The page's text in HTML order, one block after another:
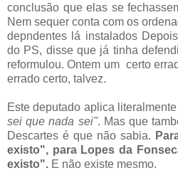
conclusão que elas se
Nem sequer conta com os
depndentes lá instalados
do PS, disse que já tinha
reformulou. Ontem um certo
errado certo, talvez.
Este deputado aplica
sei que nada sei". Mas que
Descartes é que não sabia.
existo", para Lopes da
existo". E não existe mesmo.